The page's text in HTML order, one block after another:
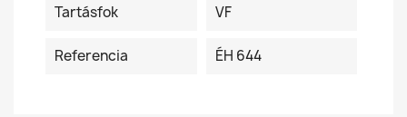
Tartásfok
VF
Referencia ÉH 644